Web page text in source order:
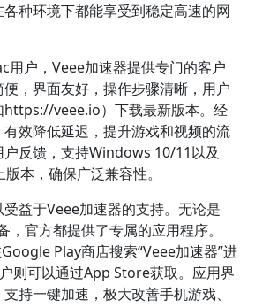
种环境下都能享受到稳定高速的网
户，Veee加速器提供专门的客户
，界面友好，操作步骤清晰，用户
https://veee.io）下载最新版本。经
效降低延迟，提升游戏和视频的流
反馈，支持Windows 10/11以及
本，确保广泛兼容性。
益于Veee加速器的支持。无论是
官方都提供了专属的应用程序。
Play商店搜索“Veee加速器”进
则可以通过App Store获取。应用界
持一键加速，极大改善手机游戏、